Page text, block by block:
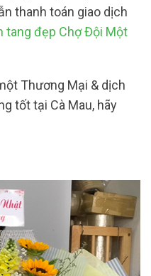
thanh toán giao dịch
tang đẹp Chợ Đội Một
Thương Mại & dịch
tốt tại Cà Mau, hãy